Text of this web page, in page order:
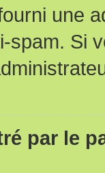
une
spam. Si
par le